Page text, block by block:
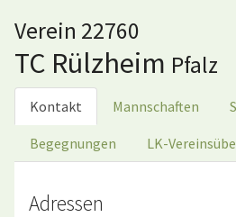
Verein 22760
TC Rülzheim Pfalz
Kontakt Mannschaften
Begegnungen LK-
Adressen